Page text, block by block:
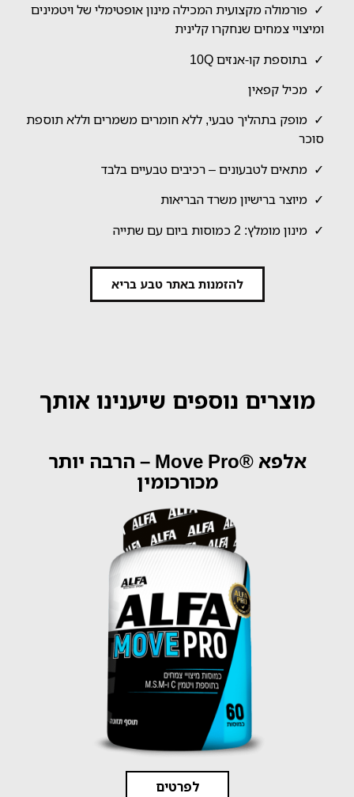
✓ פורמולה מקצועית המכילה מינון אופטימלי של ויטמינים
ומיצויי צמחים שנחקרו קלינית
✓ בתוספת קו-אנזים 10Q
✓ מכיל קפאין
✓ מופק בתהליך טבעי, ללא חומרים משמרים וללא תוספת
סוכר
✓ מתאים לטבעונים – רכיבים טבעיים בלבד
✓ מיוצר ברישיון משרד הבריאות
✓ מינון מומלץ: 2 כמוסות ביום עם שתייה
להזמנות באתר טבע בריא
מוצרים נוספים שיענינו אותך
אלפא ®Move Pro – הרבה יותר
מכורכומין
לפרטים